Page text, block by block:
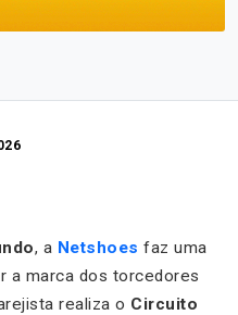
, a Netshoes faz uma
a marca dos torcedores
realiza o Circuito